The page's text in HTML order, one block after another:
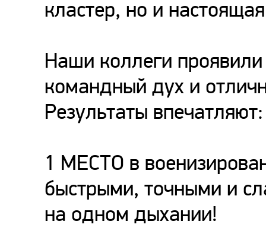
кластер, но и
Наши коллеги
командный дух и
Результаты впечатляют:
1 МЕСТО в
быстрыми, точными и
на одном дыхании!